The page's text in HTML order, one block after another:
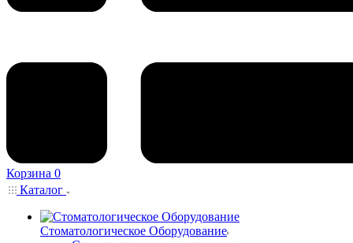
Корзина 0
Каталог
Стоматологическое Оборудование